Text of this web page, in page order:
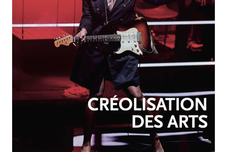
OCTOBRE-DÉCEMBRE 2025
Créolisation des arts